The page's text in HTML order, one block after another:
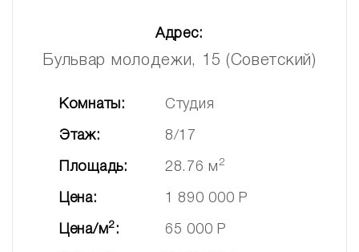
Адрес:
Бульвар молодежи, 15 (Советский)
Комнаты: Студия
Этаж: 8/17
Площадь: 28.76 м 2
Цена: 1 890 000 Р
Цена/м2: 65 000 Р